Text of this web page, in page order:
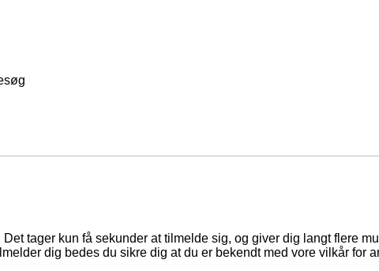
tager kun få sekunder at tilmelde sig, og giver dig langt flere
dig bedes du sikre dig at du er bekendt med vore vilkår